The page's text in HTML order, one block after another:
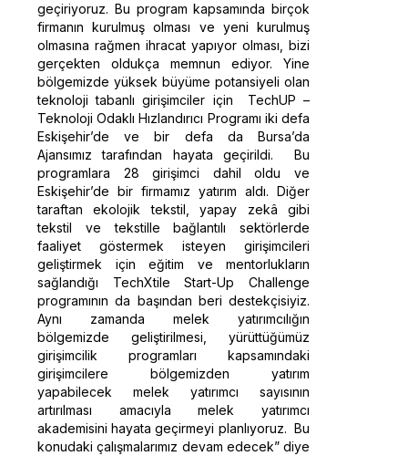
geçiriyoruz. Bu program kapsamında birçok
firmanın kurulmuş olması ve yeni kurulmuş
olmasına rağmen ihracat yapıyor olması, bizi
gerçekten oldukça memnun ediyor. Yine
bölgemizde yüksek büyüme potansiyeli olan
teknoloji tabanlı girişimciler için TechUP –
Teknoloji Odaklı Hızlandırıcı Programı iki defa
Eskişehir’de ve bir defa da Bursa’da
Ajansımız tarafından hayata geçirildi. Bu
programlara 28 girişimci dahil oldu ve
Eskişehir’de bir firmamız yatırım aldı. Diğer
taraftan ekolojik tekstil, yapay zekâ gibi
tekstil ve tekstille bağlantılı sektörlerde
faaliyet göstermek isteyen girişimcileri
geliştirmek için eğitim ve mentorlukların
sağlandığı TechXtile Start-Up Challenge
programının da başından beri destekçisiyiz.
Aynı zamanda melek yatırımcılığın
bölgemizde geliştirilmesi, yürüttüğümüz
girişimcilik programları kapsamındaki
girişimcilere bölgemizden yatırım
yapabilecek melek yatırımcı sayısının
artırılması amacıyla melek yatırımcı
akademisini hayata geçirmeyi planlıyoruz. Bu
konudaki çalışmalarımız devam edecek” diye